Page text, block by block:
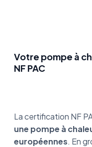
Votre pompe à
NF PAC
La certification NF
une pompe à
européennes. En